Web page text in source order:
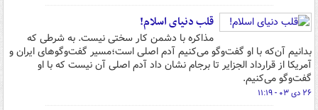
قلب دنیای اسلام!
مذاکره با دشمن کار سختی نیست. به شرطی که
بدانیم آن‌که با او گفت‌وگو می‌کنیم آدم اصلی است؛مسیر گفت‌وگوهای ایران و
آمریکا از قرارداد الجزایر تا برجام نشان داد آدم اصلی آن نیست که با او
گفت‌وگو می‌کنیم.
۲۶ دی ۰۳ - ۱۱:۱۹